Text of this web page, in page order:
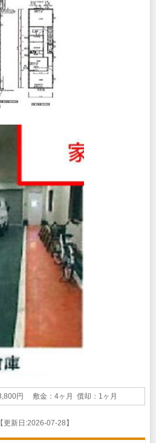
円 敷金：4ヶ月 償却：1ヶ月
【更新日:2026-07-28】